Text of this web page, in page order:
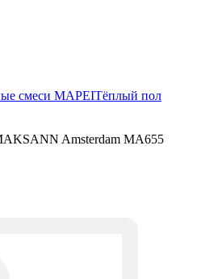
смеси MAPEIТёплый пол
Amsterdam MA655